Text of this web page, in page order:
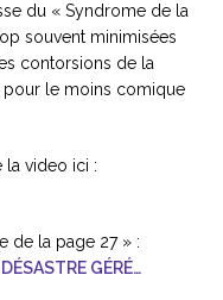
du « Syndrome de la
souvent minimisées
contorsions de la
pour le moins comique
la video ici :
de la page 27 » :
GÉRÉ…